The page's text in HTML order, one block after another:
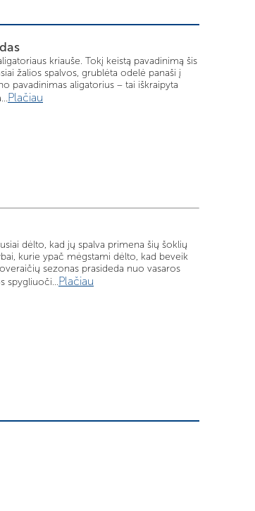
kriauše. Tokį keistą pavadinimą šis
žalios spalvos, grublėta odelė panaši į
pavadinimas aligatorius – tai iškraipyta
Plačiau
dėlto, kad jų spalva primena šių šoklių
kurie ypač mėgstami dėlto, kad beveik
sezonas prasideda nuo vasaros
spygliuoči...Plačiau